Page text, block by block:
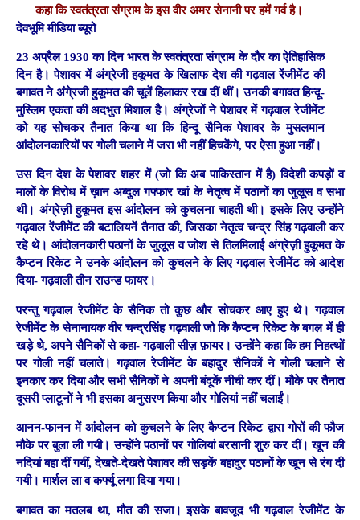
कहा कि स्वतंत्रता संग्राम के इस वीर अमर सेनानी पर हमें गर्व है।
देवभूमि मीडिया ब्यूरो
23 अप्रैल 1930 का दिन भारत के स्वतंत्रता संग्राम के दौर का ऐतिहासिक
दिन है। पेशावर में अंग्रेजी हकूमत के खिलाफ देश की गढ़वाल रेंजीमेंट की
बगावत ने अंगे्रजी हुकूमत की चूलें हिलाकर रख दीं थीं। उनकी बगावत हिन्दू-
मुस्लिम एकता की अदभुत मिशाल है। अंग्रेजों ने पेशावर में गढ़वाल रेजीमेंट
को यह सोचकर तैनात किया था कि हिन्दू सैनिक पेशावर के मुसलमान
आंदोलनकारियों पर गोली चलाने में जरा भी नहीं हिचकेंगे, पर ऐसा हुआ नहीं।
उस दिन देश के पेशावर शहर में (जो कि अब पाकिस्तान में है) विदेशी कपड़ों व
मालों के विरोध में ख़ान अब्दुल गफ्फार खां के नेतृत्व में पठानों का जुलूस व सभा
थी। अंग्रेज़ी हुकूमत इस आंदोलन को कुचलना चाहती थी। इसके लिए उन्होंने
गढ़वाल रेंजीमेंट की बटालियनें तैनात की, जिसका नेतृत्व चन्द्र सिंह गढ़वाली कर
रहे थे। आंदोलनकारी पठानों के जुलूस व जोश से तिलमिलाई अंग्रेज़ी हुकूमत के
कैप्टन रिकेट ने उनके आंदोलन को कुचलने के लिए गढ़वाल रेजीमेंट को आदेश
दिया- गढ़वाली तीन राउन्ड फायर।
परन्तु गढ़वाल रेजीमेंट के सैनिक तो कुछ और सोचकर आए हुए थे। गढ़वाल
रेजीमेंट के सेनानायक वीर चन्द्रसिंह गढ़वाली जो कि कैप्टन रिकेट के बगल में ही
खड़े थे, अपने सैनिकों से कहा- गढ़वाली सीज़ फ़ायर। उन्होंने कहा कि हम निहत्थों
पर गोली नहीं चलाते। गढ़वाल रेजीमेंट के बहादुर सैनिकों ने गोली चलाने से
इनकार कर दिया और सभी सैनिकों ने अपनी बंदूकें नीची कर दीं। मौके पर तैनात
दूसरी प्लाटूनों ने भी इसका अनुसरण किया और गोलियां नहीं चलाईं।
आनन-फानन में आंदोलन को कुचलने के लिए कैप्टन रिकेट द्वारा गोरों की फौज
मौके पर बुला ली गयी। उन्होंने पठानों पर गोलियां बरसानी शुरु कर दीं। खून की
नदियां बहा दीं गयीं, देखते-देखते पेशावर की सड़कें बहादुर पठानों के खून से रंग दी
गयी। मार्शल ला व कर्फ्यू लगा दिया गया।
बगावत का मतलब था, मौत की सजा। इसके बावजूद भी गढ़वाल रेजीमेंट के